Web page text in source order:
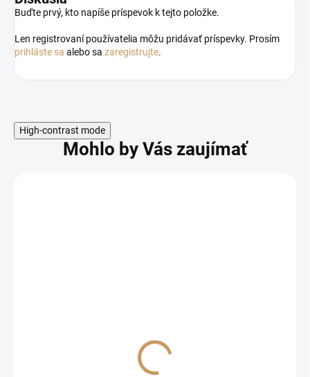
Buďte prvý, kto napíše príspevok k tejto položke.
Len registrovaní používatelia môžu pridávať príspevky. Prosím
prihláste sa alebo sa zaregistrujte.
High-contrast mode
Mohlo by Vás zaujímať